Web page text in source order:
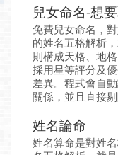
兒女命名-想
免費兒女命名，
的姓名五格解析
則構成天格、地
採用星等評分及
差異。程式會自
關係，並且直接
姓名論命
姓名算命是對姓